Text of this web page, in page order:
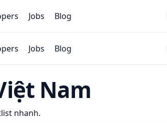
Jobs Blog
Jobs Blog
Nam
nhanh.